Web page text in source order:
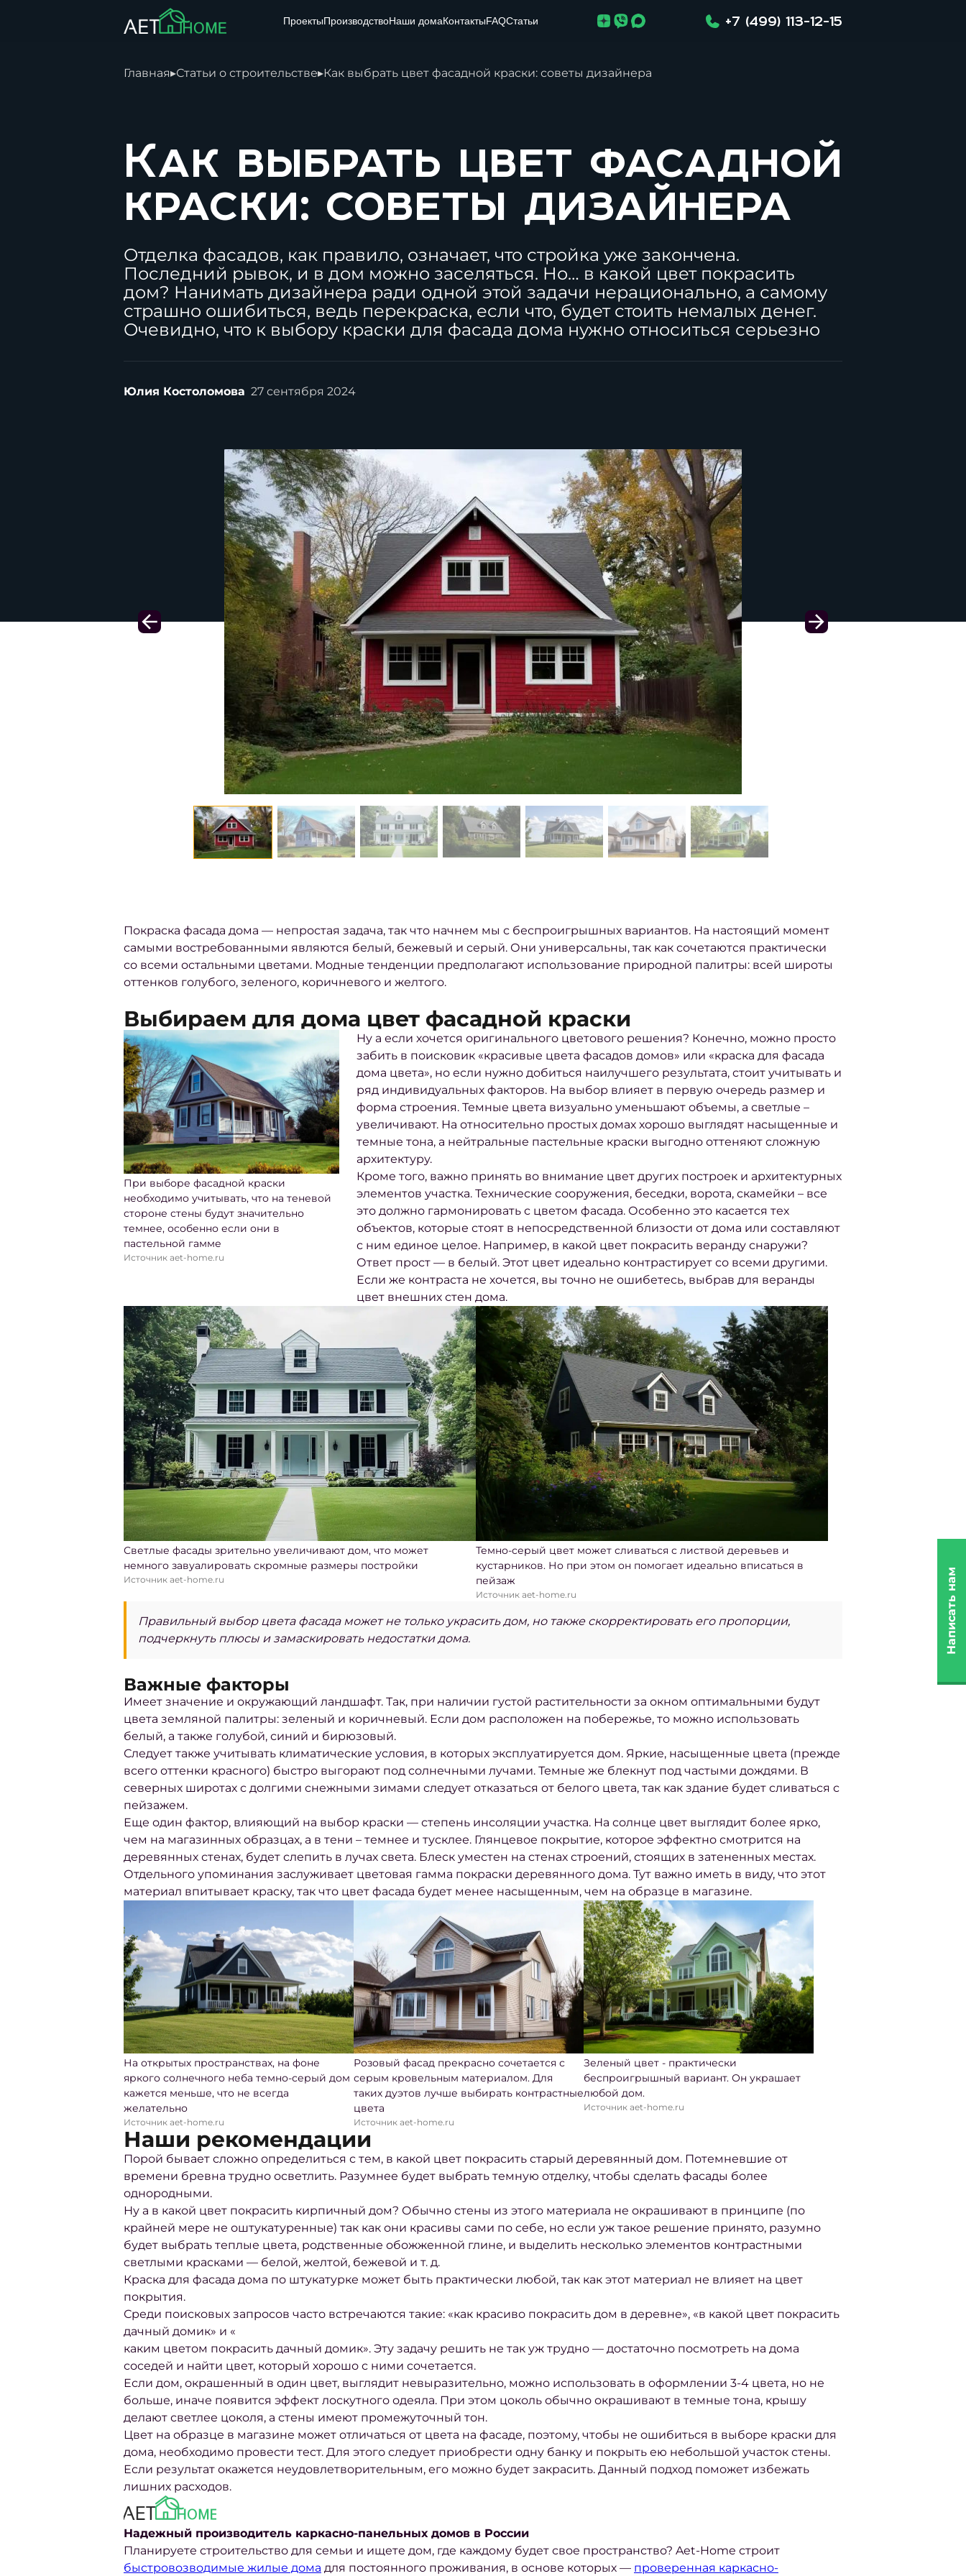
ПроектыПроизводствоНаши домаКонтактыFAQСтатьи +7 (499) 113-12-15
Главная▸Статьи о строительстве▸Как выбрать цвет фасадной краски: советы дизайнера
Как выбрать цвет фасадной
краски: советы дизайнера
Отделка фасадов, как правило, означает, что стройка уже закончена.
Последний рывок, и в дом можно заселяться. Но… в какой цвет покрасить
дом? Нанимать дизайнера ради одной этой задачи нерационально, а самому
страшно ошибиться, ведь перекраска, если что, будет стоить немалых денег.
Очевидно, что к выбору краски для фасада дома нужно относиться серьезно
Юлия Костоломова 27 сентября 2024
Покраска фасада дома — непростая задача, так что начнем мы с беспроигрышных вариантов. На настоящий момент
самыми востребованными являются белый, бежевый и серый. Они универсальны, так как сочетаются практически
со всеми остальными цветами. Модные тенденции предполагают использование природной палитры: всей широты
оттенков голубого, зеленого, коричневого и желтого.
Выбираем для дома цвет фасадной краски
При выборе фасадной краски
необходимо учитывать, что на теневой
стороне стены будут значительно
темнее, особенно если они в
пастельной гамме
Источник aet-home.ru
Ну а если хочется оригинального цветового решения? Конечно, можно просто
забить в поисковик «красивые цвета фасадов домов» или «краска для фасада
дома цвета», но если нужно добиться наилучшего результата, стоит учитывать и
ряд индивидуальных факторов. На выбор влияет в первую очередь размер и
форма строения. Темные цвета визуально уменьшают объемы, а светлые –
увеличивают. На относительно простых домах хорошо выглядят насыщенные и
темные тона, а нейтральные пастельные краски выгодно оттеняют сложную
архитектуру.
Кроме того, важно принять во внимание цвет других построек и архитектурных
элементов участка. Технические сооружения, беседки, ворота, скамейки – все
это должно гармонировать с цветом фасада. Особенно это касается тех
объектов, которые стоят в непосредственной близости от дома или составляют
с ним единое целое. Например, в какой цвет покрасить веранду снаружи?
Ответ прост — в белый. Этот цвет идеально контрастирует со всеми другими.
Если же контраста не хочется, вы точно не ошибетесь, выбрав для веранды
цвет внешних стен дома.
Светлые фасады зрительно увеличивают дом, что может
немного завуалировать скромные размеры постройки
Источник aet-home.ru
Темно-серый цвет может сливаться с листвой деревьев и
кустарников. Но при этом он помогает идеально вписаться в
пейзаж
Источник aet-home.ru
Правильный выбор цвета фасада может не только украсить дом, но также скорректировать его пропорции,
подчеркнуть плюсы и замаскировать недостатки дома.
Важные факторы
Имеет значение и окружающий ландшафт. Так, при наличии густой растительности за окном оптимальными будут
цвета земляной палитры: зеленый и коричневый. Если дом расположен на побережье, то можно использовать
белый, а также голубой, синий и бирюзовый.
Следует также учитывать климатические условия, в которых эксплуатируется дом. Яркие, насыщенные цвета (прежде
всего оттенки красного) быстро выгорают под солнечными лучами. Темные же блекнут под частыми дождями. В
северных широтах с долгими снежными зимами следует отказаться от белого цвета, так как здание будет сливаться с
пейзажем.
Еще один фактор, влияющий на выбор краски — степень инсоляции участка. На солнце цвет выглядит более ярко,
чем на магазинных образцах, а в тени – темнее и тусклее. Глянцевое покрытие, которое эффектно смотрится на
деревянных стенах, будет слепить в лучах света. Блеск уместен на стенах строений, стоящих в затененных местах.
Отдельного упоминания заслуживает цветовая гамма покраски деревянного дома. Тут важно иметь в виду, что этот
материал впитывает краску, так что цвет фасада будет менее насыщенным, чем на образце в магазине.
На открытых пространствах, на фоне
яркого солнечного неба темно-серый дом
кажется меньше, что не всегда
желательно
Источник aet-home.ru
Розовый фасад прекрасно сочетается с
серым кровельным материалом. Для
таких дуэтов лучше выбирать контрастные
цвета
Источник aet-home.ru
Зеленый цвет - практически
беспроигрышный вариант. Он украшает
любой дом.
Источник aet-home.ru
Наши рекомендации
Порой бывает сложно определиться с тем, в какой цвет покрасить старый деревянный дом. Потемневшие от
времени бревна трудно осветлить. Разумнее будет выбрать темную отделку, чтобы сделать фасады более
однородными.
Ну а в какой цвет покрасить кирпичный дом? Обычно стены из этого материала не окрашивают в принципе (по
крайней мере не оштукатуренные) так как они красивы сами по себе, но если уж такое решение принято, разумно
будет выбрать теплые цвета, родственные обожженной глине, и выделить несколько элементов контрастными
светлыми красками — белой, желтой, бежевой и т. д.
Краска для фасада дома по штукатурке может быть практически любой, так как этот материал не влияет на цвет
покрытия.
Среди поисковых запросов часто встречаются такие: «как красиво покрасить дом в деревне», «в какой цвет покрасить
дачный домик» и «
каким цветом покрасить дачный домик». Эту задачу решить не так уж трудно — достаточно посмотреть на дома
соседей и найти цвет, который хорошо с ними сочетается.
Если дом, окрашенный в один цвет, выглядит невыразительно, можно использовать в оформлении 3-4 цвета, но не
больше, иначе появится эффект лоскутного одеяла. При этом цоколь обычно окрашивают в темные тона, крышу
делают светлее цоколя, а стены имеют промежуточный тон.
Цвет на образце в магазине может отличаться от цвета на фасаде, поэтому, чтобы не ошибиться в выборе краски для
дома, необходимо провести тест. Для этого следует приобрести одну банку и покрыть ею небольшой участок стены.
Если результат окажется неудовлетворительным, его можно будет закрасить. Данный подход поможет избежать
лишних расходов.
Надежный производитель каркасно-панельных домов в России
Планируете строительство для семьи и ищете дом, где каждому будет свое пространство? Aet-Home строит
быстровозводимые жилые дома для постоянного проживания, в основе которых — проверенная каркасно-
Написать нам